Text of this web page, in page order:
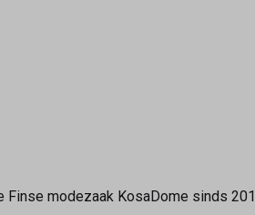
modezaak KosaDome sinds